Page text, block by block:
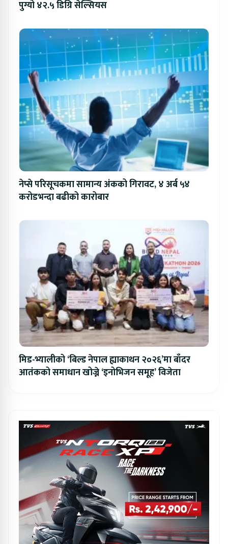
पुग्यो ४२.५ डिग्रि सेल्सियस
नेप्से परिसूचकमा सामान्य अंकको गिरावट, ४ अर्ब ५४
करोडभन्दा बढीको कारोबार
मिड-भ्यालीको ‘बिल्ड नेपाल ह्याकाथन २०२६’मा बाँदर
आतंकको समाधान खोज्ने ‘इनोभिजन समूह’ विजेता